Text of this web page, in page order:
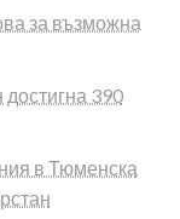
за възможна
390
в Тюменска